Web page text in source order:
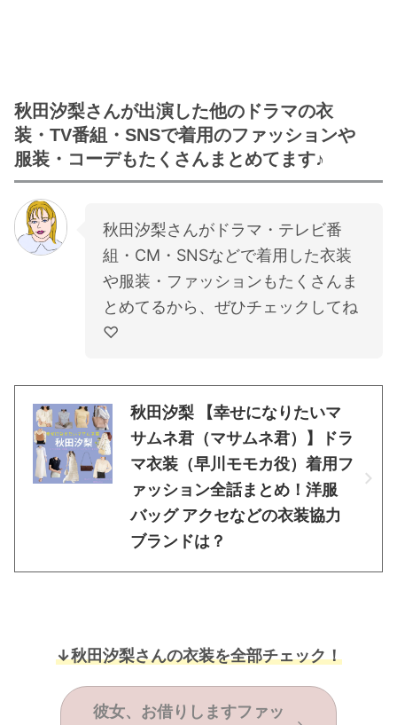
秋田汐梨さんが出演した他のドラマの衣
装・TV番組・SNSで着用のファッションや
服装・コーデもたくさんまとめてます♪
秋田汐梨さんがドラマ・テレビ番
組・CM・SNSなどで着用した衣装
や服装・ファッションもたくさんま
とめてるから、ぜひチェックしてね
♡
秋田汐梨 【幸せになりたいマ
サムネ君（マサムネ君）】ドラ
マ衣装（早川モモカ役）着用フ
ァッション全話まとめ！洋服
バッグ アクセなどの衣装協力
ブランドは？
↓秋田汐梨さんの衣装を全部チェック！
彼女、お借りしますファッ